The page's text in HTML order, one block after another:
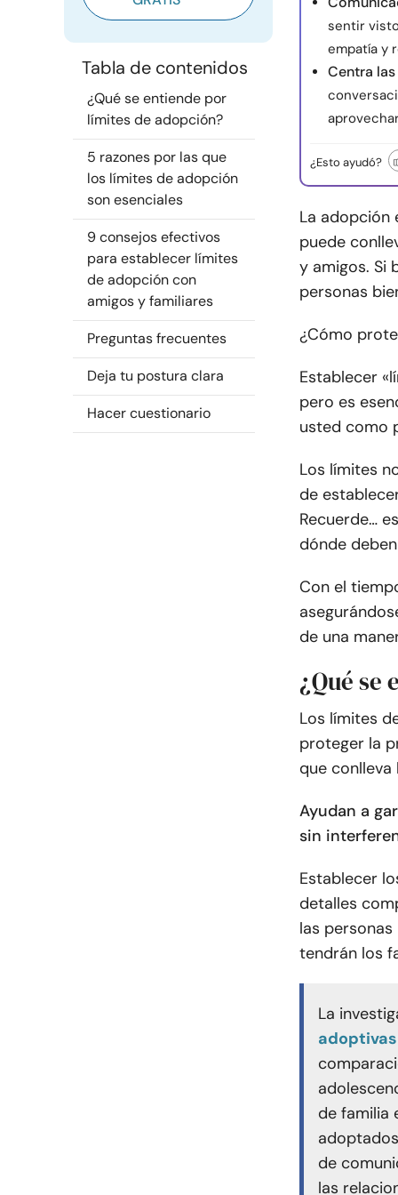
Tabla de contenidos
¿Qué se entiende por
límites de adopción?
5 razones por las que
los límites de adopción
son esenciales
9 consejos efectivos
para establecer límites
de adopción con
amigos y familiares
Preguntas frecuentes
Deja tu postura clara
Hacer cuestionario
sentir
empatía y
Centra
¿Esto ayudó?
La adopción
puede
y amigos. Si
personas
¿Cómo
Establecer
pero es
usted como
Los límites
de
Recuerde…
dónde
Con el
de una
¿Qué
Los límites
proteger la
que
Ayudan a
sin
Establecer
detalles
las
tendrán los
La
adoptivas
de familia
de
las